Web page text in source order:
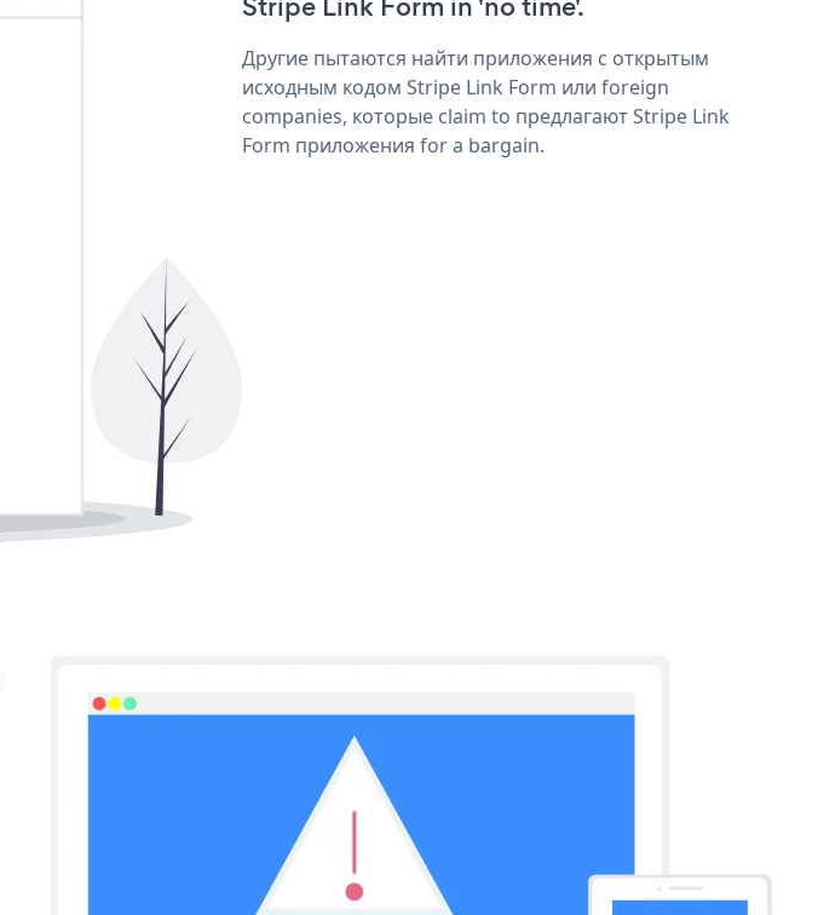
Другие пытаются найти приложения с открытым
исходным кодом Stripe Link Form или foreign
companies, которые claim to предлагают Stripe Link
Form приложения for a bargain.